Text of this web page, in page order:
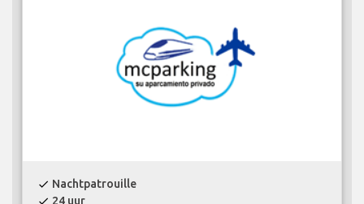
check Nachtpatrouille
check 24 uur